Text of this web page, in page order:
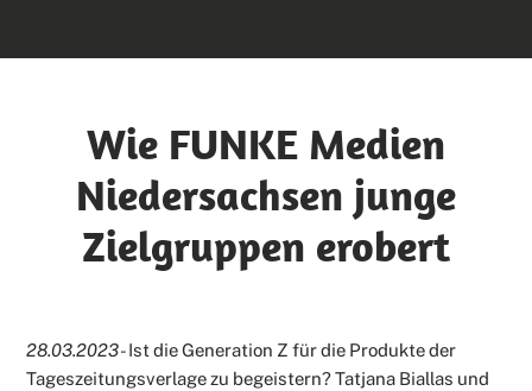
Wie FUNKE Medien
Niedersachsen junge
Zielgruppen erobert
28.03.2023- Ist die Generation Z für die Produkte der
Tageszeitungsverlage zu begeistern? Tatjana Biallas und